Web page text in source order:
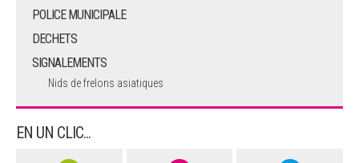
POLICE MUNICIPALE
DECHETS
SIGNALEMENTS
Nids de frelons asiatiques
EN UN CLIC...